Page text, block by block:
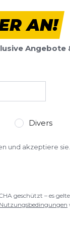
AN!
Angebote
Divers
und akzeptiere sie.
geschützt – es
Nutzungsbedingungen